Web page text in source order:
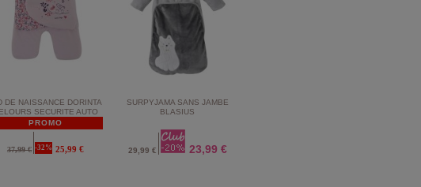
DE NAISSANCE DORINTA
SECURITE AUTO
PROMO
37,99 € -32% 25,99 €
SURPYJAMA SANS JAMBE
BLASIUS
29,99 € 23,99 €